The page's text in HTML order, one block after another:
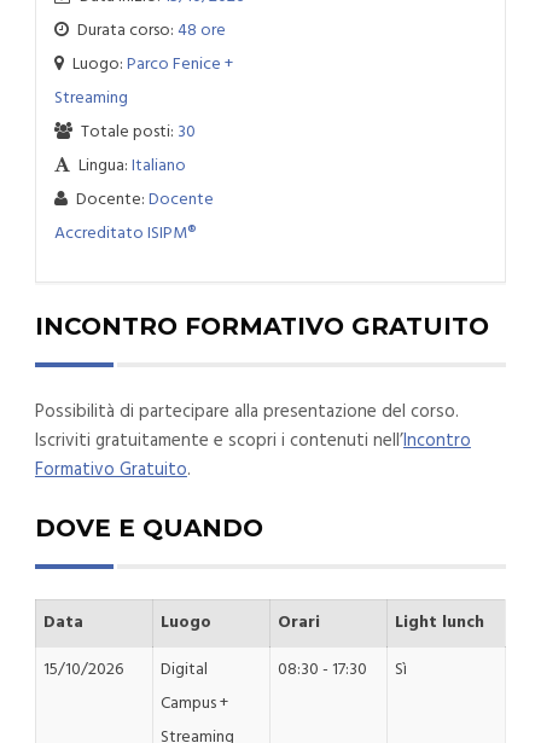
Durata corso:48 ore
Luogo:Parco Fenice +
Streaming
Totale posti: 30
Lingua:Italiano
Docente:Docente
Accreditato ISIPM®
INCONTRO FORMATIVO GRATUITO
Possibilità di partecipare alla presentazione del corso.
Iscriviti gratuitamente e scopri i contenuti nell’Incontro
Formativo Gratuito.
DOVE E QUANDO
Data Luogo Orari
Light lunch
15/10/2026
Digital
Campus +
08:30 - 17:30 Sì